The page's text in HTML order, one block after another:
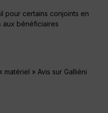
pour certains conjoints en
aux bénéficiaires
» Avis sur Galliéni